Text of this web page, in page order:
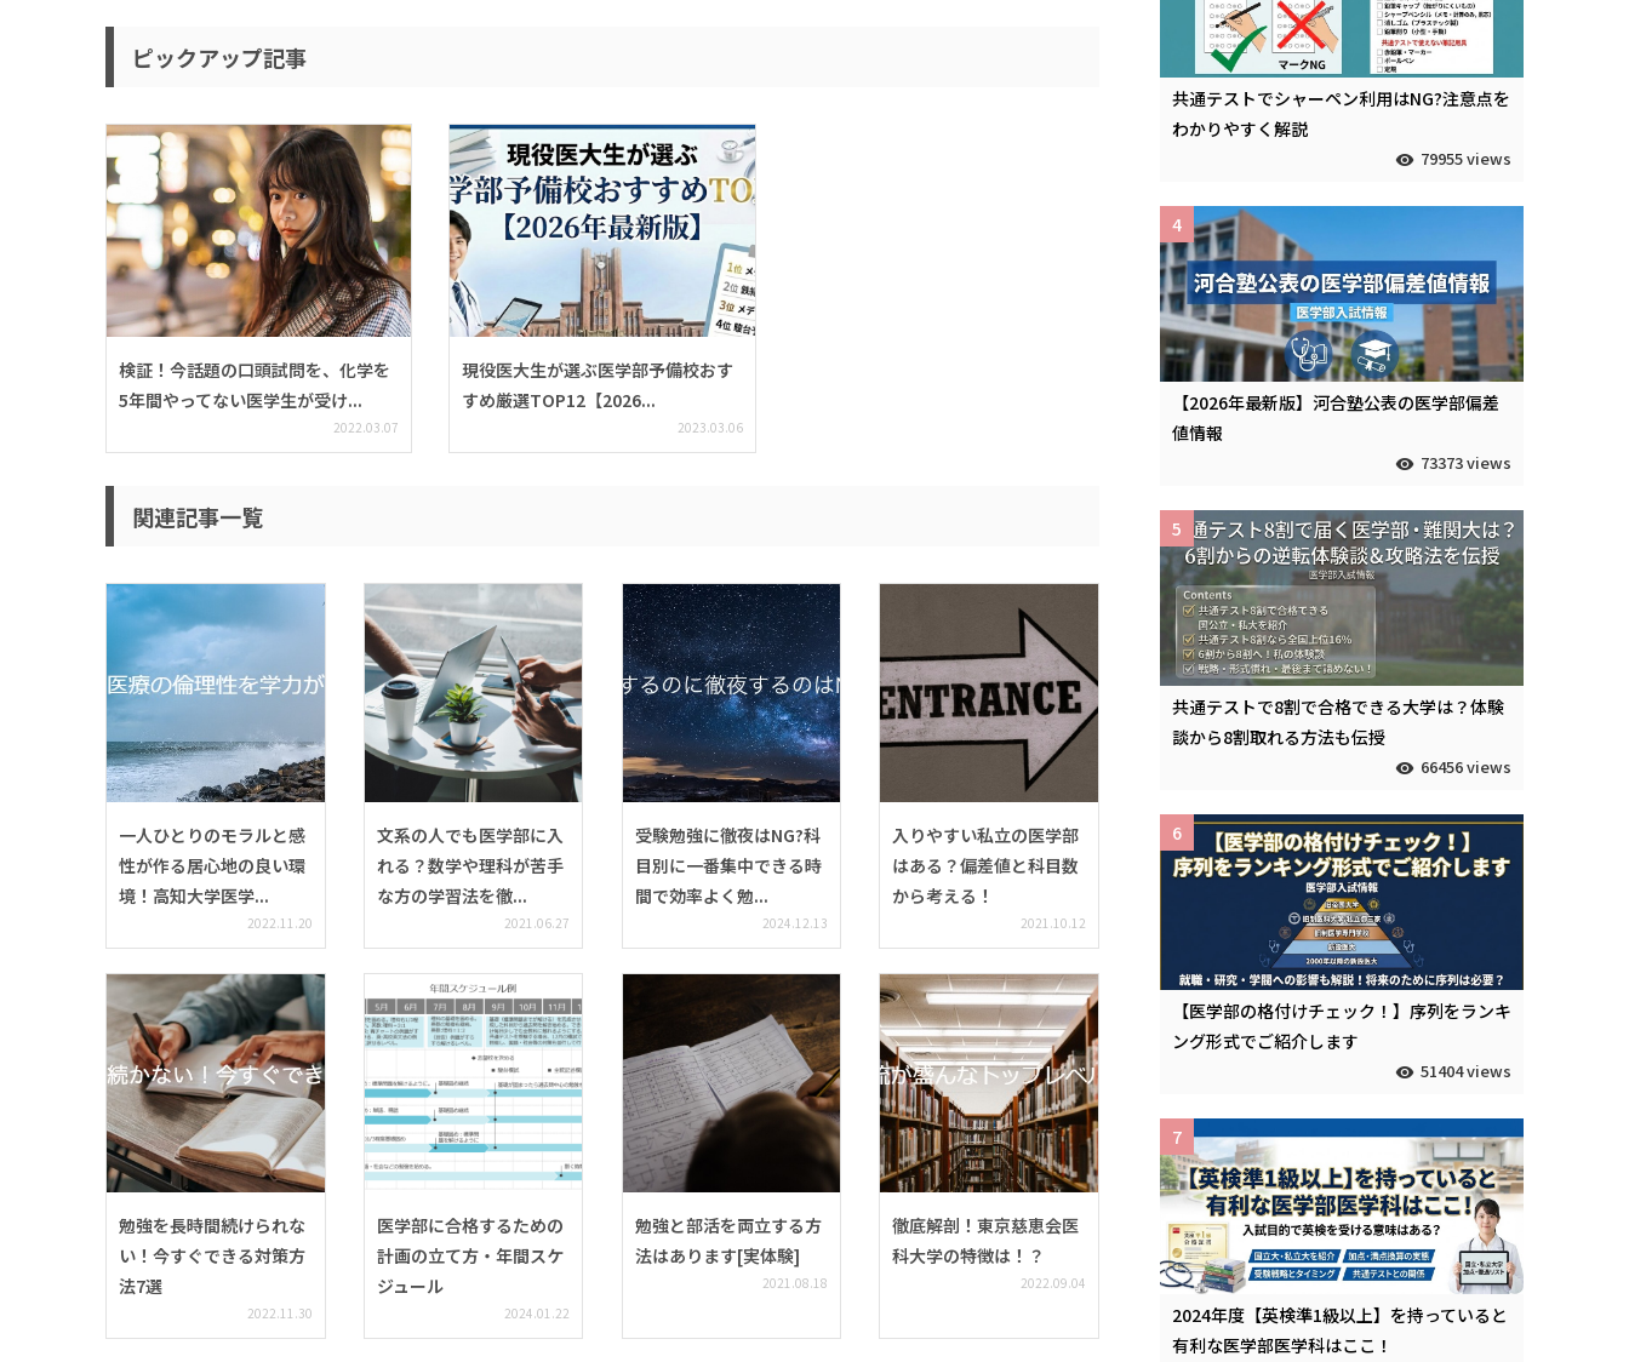
ピックアップ記事
検証！今話題の口頭試問を、化学を
5年間やってない医学生が受け...
2022.03.07
現役医大生が選ぶ医学部予備校おす
すめ厳選TOP12【2026...
2023.03.06
関連記事一覧
一人ひとりのモラルと感
性が作る居心地の良い環
境！高知大学医学...
2022.11.20
文系の人でも医学部に入
れる？数学や理科が苦手
な方の学習法を徹...
2021.06.27
受験勉強に徹夜はNG?科
目別に一番集中できる時
間で効率よく勉...
2024.12.13
入りやすい私立の医学部
はある？偏差値と科目数
から考える！
2021.10.12
勉強を長時間続けられな
い！今すぐできる対策方
法7選
2022.11.30
医学部に合格するための
計画の立て方・年間スケ
ジュール
2024.01.22
勉強と部活を両立する方
法はあります[実体験]
2021.08.18
徹底解剖！東京慈恵会医
科大学の特徴は！？
2022.09.04
共通テストでシャーペン利用はNG?注意点を
わかりやすく解説
79955 views
【2026年最新版】河合塾公表の医学部偏差
値情報
73373 views
4
共通テストで8割で合格できる大学は？体験
談から8割取れる方法も伝授
66456 views
5
【医学部の格付けチェック！】序列をランキ
ング形式でご紹介します
51404 views
6
2024年度【英検準1級以上】を持っていると
有利な医学部医学科はここ！
7